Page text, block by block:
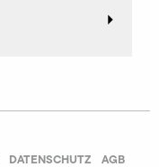
DATENSCHUTZ AGB